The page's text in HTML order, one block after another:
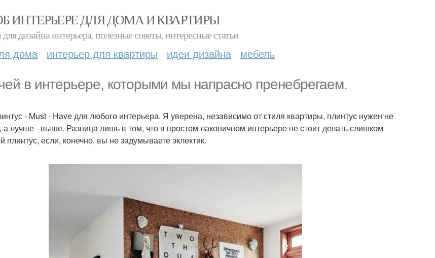
ИНТЕРЬЕРЕ ДЛЯ ДОМА И КВАРТИРЫ
дизайна интерьера, полезные советы, интересные статьи
дома интерьер для квартиры идеи дизайна мебель
в интерьере, которыми мы напрасно пренебрегаем.
- Must - Have для любого интерьера. Я уверена, независимо от стиля квартиры, плинтус нужен не
лучше - выше. Разница лишь в том, что в простом лаконичном интерьере не стоит делать слишком
плинтус, если, конечно, вы не задумываете эклектик.